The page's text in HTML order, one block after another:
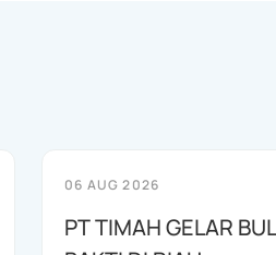
06 AUG 2026
PT TIMAH GELAR